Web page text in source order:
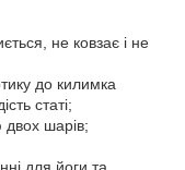
не ковзає і не
до килимка
статі;
двох шарів;
для йоги та